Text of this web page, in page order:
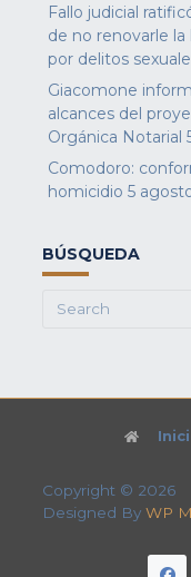
Fallo judicial
de no renovarle
por delitos
Giacomone
alcances del
Orgánica Notarial
Comodoro:
homicidio 5
BÚSQUEDA
Search
Copyright © 2026
Designed By WP